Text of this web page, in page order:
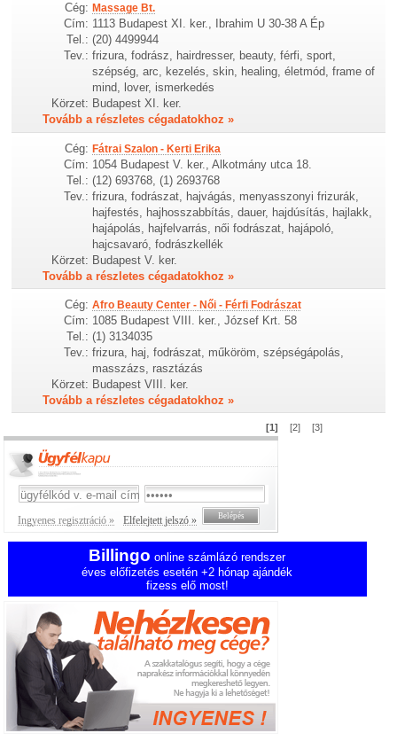
Cég: Massage Bt.
Cím: 1113 Budapest XI. ker., Ibrahim U 30-38 A Ép
Tel.: (20) 4499944
Tev.: frizura, fodrász, hairdresser, beauty, férfi, sport,
szépség, arc, kezelés, skin, healing, életmód, frame of
mind, lover, ismerkedés
Körzet: Budapest XI. ker.
Tovább a részletes cégadatokhoz »
Cég: Fátrai Szalon - Kerti Erika
Cím: 1054 Budapest V. ker., Alkotmány utca 18.
Tel.: (12) 693768, (1) 2693768
Tev.: frizura, fodrászat, hajvágás, menyasszonyi frizurák,
hajfestés, hajhosszabbítás, dauer, hajdúsítás, hajlakk,
hajápolás, hajfelvarrás, női fodrászat, hajápoló,
hajcsavaró, fodrászkellék
Körzet: Budapest V. ker.
Tovább a részletes cégadatokhoz »
Cég: Afro Beauty Center - Női - Férfi Fodrászat
Cím: 1085 Budapest VIII. ker., József Krt. 58
Tel.: (1) 3134035
Tev.: frizura, haj, fodrászat, műköröm, szépségápolás,
masszázs, rasztázás
Körzet: Budapest VIII. ker.
Tovább a részletes cégadatokhoz »
[1] [2] [3]
Ingyenes regisztráció » Elfelejtett jelszó »
Billingo online számlázó rendszer
éves előfizetés esetén +2 hónap ajándék
fizess elő most!